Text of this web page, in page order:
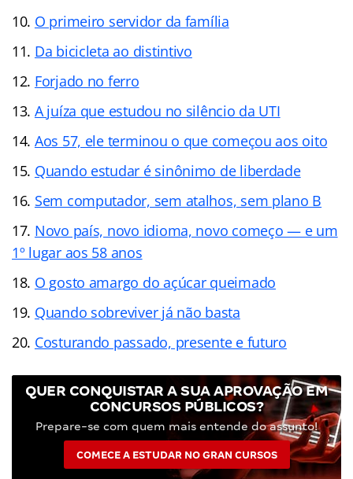
O primeiro servidor da família
Da bicicleta ao distintivo
Forjado no ferro
A juíza que estudou no silêncio da UTI
Aos 57, ele terminou o que começou aos oito
Quando estudar é sinônimo de liberdade
Sem computador, sem atalhos, sem plano B
Novo país, novo idioma, novo começo — e um
1º lugar aos 58 anos
O gosto amargo do açúcar queimado
Quando sobreviver já não basta
Costurando passado, presente e futuro
QUER CONQUISTAR A SUA APROVAÇÃO EM
CONCURSOS PÚBLICOS?
Prepare-se com quem mais entende do assunto!
COMECE A ESTUDAR NO GRAN CURSOS